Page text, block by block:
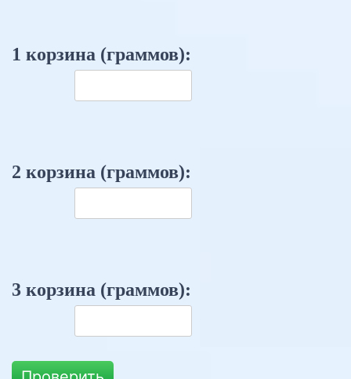
1 корзина (граммов):
2 корзина (граммов):
3 корзина (граммов):